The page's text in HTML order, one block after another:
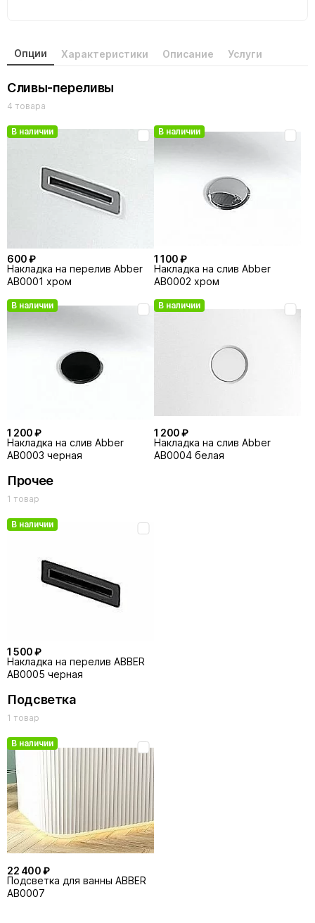
Опции Характеристики Описание Услуги
Сливы-переливы
4 товара
В наличии
600 ₽
Накладка на перелив Abber
AB0001 хром
В наличии
1 100 ₽
Накладка на слив Abber
AB0002 хром
В наличии
1 200 ₽
Накладка на слив Abber
AB0003 черная
В наличии
1 200 ₽
Накладка на слив Abber
AB0004 белая
Прочее
1 товар
В наличии
1 500 ₽
Накладка на перелив ABBER
AB0005 черная
Подсветка
1 товар
В наличии
22 400 ₽
Подсветка для ванны ABBER
AB0007